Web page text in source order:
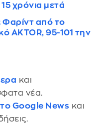
χρόνια μετά
από το
ΑKTOR, 95-101 την
και
νέα.
Google News και